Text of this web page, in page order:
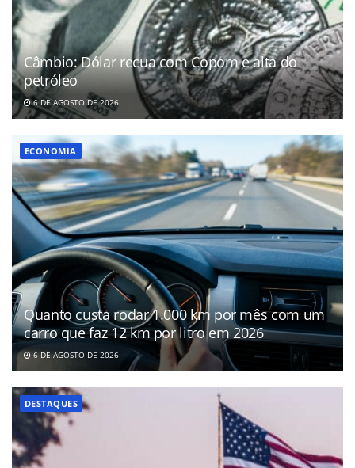
Câmbio: Dólar recua com Copom e alta do
petróleo
6 DE AGOSTO DE 2026
ECONOMIA
Quanto custa rodar 1.000 km por mês com um
carro que faz 12 km por litro em 2026
6 DE AGOSTO DE 2026
DESTAQUES